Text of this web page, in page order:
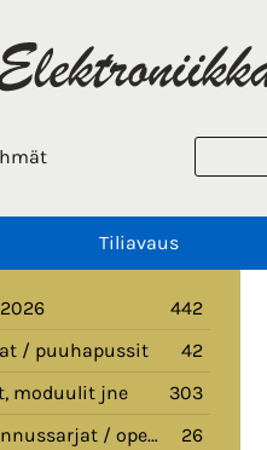
Tiliavaus
442
/ puuhapussit
42
moduulit jne
303
/ opetussarjat
26